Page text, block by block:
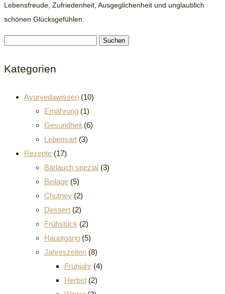
Lebensfreude, Zufriedenheit, Ausgeglichenheit und unglaublich
schönen Glücksgefühlen.
Kategorien
Ayurvedawissen (10)
Ernährung (1)
Gesundheit (6)
Lebensart (3)
Rezepte (17)
Bärlauch spezial (3)
Beilage (5)
Chutney (2)
Dessert (2)
Frühstück (2)
Hauptgang (5)
Jahreszeiten (8)
Frühjahr (4)
Herbst (2)